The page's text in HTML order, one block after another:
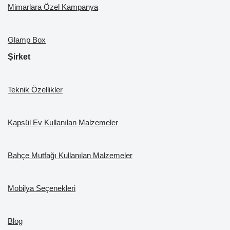
Mimarlara Özel Kampanya
Glamp Box
Şirket
Teknik Özellikler
Kapsül Ev Kullanılan Malzemeler
Bahçe Mutfağı Kullanılan Malzemeler
Mobilya Seçenekleri
Blog